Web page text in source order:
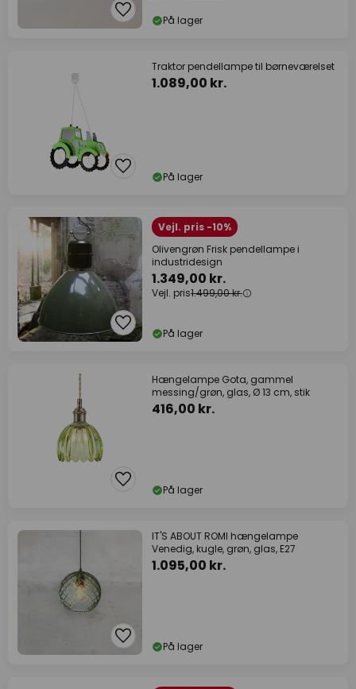
På lager
Traktor pendellampe til børneværelset
1.089,00 kr.
På lager
Vejl. pris -10%
Olivengrøn Frisk pendellampe i
industridesign
1.349,00 kr.
Vejl. pris1.499,00 kr.
På lager
Hængelampe Gota, gammel
messing/grøn, glas, Ø 13 cm, stik
416,00 kr.
På lager
IT'S ABOUT ROMI hængelampe
Venedig, kugle, grøn, glas, E27
1.095,00 kr.
På lager